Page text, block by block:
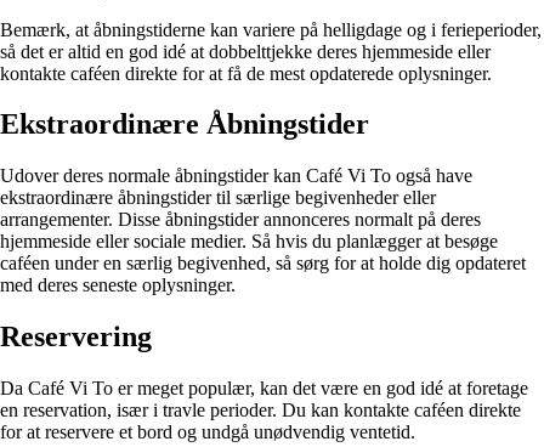
Bemærk, at åbningstiderne kan variere på helligdage og i ferieperioder,
så det er altid en god idé at dobbelttjekke deres hjemmeside eller
kontakte caféen direkte for at få de mest opdaterede oplysninger.
Ekstraordinære Åbningstider
Udover deres normale åbningstider kan Café Vi To også have
ekstraordinære åbningstider til særlige begivenheder eller
arrangementer. Disse åbningstider annonceres normalt på deres
hjemmeside eller sociale medier. Så hvis du planlægger at besøge
caféen under en særlig begivenhed, så sørg for at holde dig opdateret
med deres seneste oplysninger.
Reservering
Da Café Vi To er meget populær, kan det være en god idé at foretage
en reservation, især i travle perioder. Du kan kontakte caféen direkte
for at reservere et bord og undgå unødvendig ventetid.